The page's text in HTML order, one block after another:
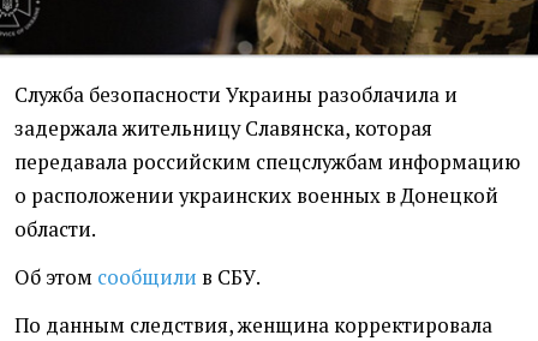
Служба безопасности Украины разоблачила и
задержала жительницу Славянска, которая
передавала российским спецслужбам информацию
о расположении украинских военных в Донецкой
области.
Об этом сообщили в СБУ.
По данным следствия, женщина корректировала